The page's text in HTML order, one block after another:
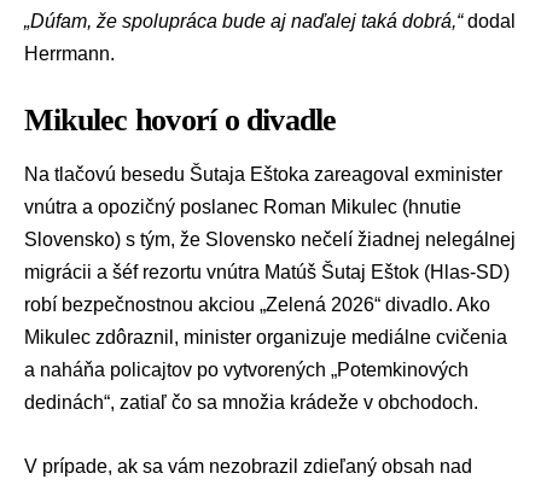
„Dúfam, že spolupráca bude aj naďalej taká dobrá,“dodal
Herrmann.
Mikulec hovorí o divadle
Na tlačovú besedu Šutaja Eštoka zareagoval exminister
vnútra a opozičný poslanec Roman Mikulec (hnutie
Slovensko) s tým, že Slovensko nečelí žiadnej nelegálnej
migrácii a šéf rezortu vnútra Matúš Šutaj Eštok (Hlas-SD)
robí bezpečnostnou akciou „Zelená 2026“ divadlo. Ako
Mikulec zdôraznil, minister organizuje mediálne cvičenia
a naháňa policajtov po vytvorených „Potemkinových
dedinách“, zatiaľ čo sa množia krádeže v obchodoch.
V prípade, ak sa vám nezobrazil zdieľaný obsah nad